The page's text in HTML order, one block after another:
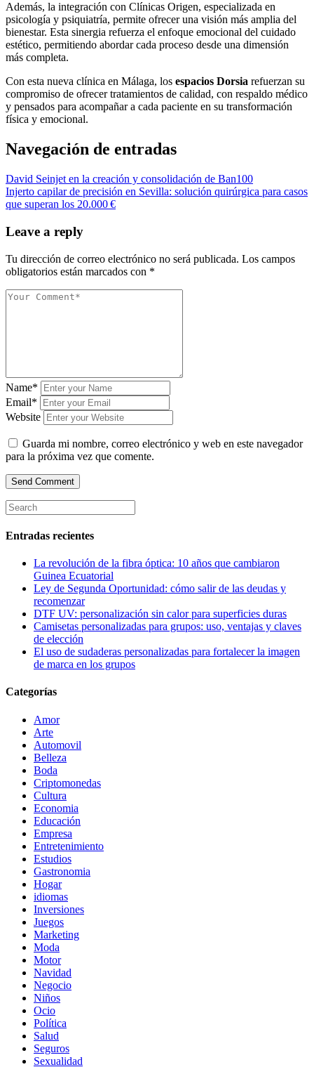
Además, la integración con Clínicas Origen, especializada en
psicología y psiquiatría, permite ofrecer una visión más amplia del
bienestar. Esta sinergia refuerza el enfoque emocional del cuidado
estético, permitiendo abordar cada proceso desde una dimensión
más completa.
Con esta nueva clínica en Málaga, los espacios Dorsia refuerzan su
compromiso de ofrecer tratamientos de calidad, con respaldo médico
y pensados para acompañar a cada paciente en su transformación
física y emocional.
Navegación de entradas
David Seinjet en la creación y consolidación de Ban100
Injerto capilar de precisión en Sevilla: solución quirúrgica para casos
que superan los 20.000 €
Leave a reply
Tu dirección de correo electrónico no será publicada. Los campos
obligatorios están marcados con *
Name*
Email*
Website
Guarda mi nombre, correo electrónico y web en este navegador
para la próxima vez que comente.
Entradas recientes
La revolución de la fibra óptica: 10 años que cambiaron
Guinea Ecuatorial
Ley de Segunda Oportunidad: cómo salir de las deudas y
recomenzar
DTF UV: personalización sin calor para superficies duras
Camisetas personalizadas para grupos: uso, ventajas y claves
de elección
El uso de sudaderas personalizadas para fortalecer la imagen
de marca en los grupos
Categorías
Amor
Arte
Automovil
Belleza
Boda
Criptomonedas
Cultura
Economia
Educación
Empresa
Entretenimiento
Estudios
Gastronomia
Hogar
idiomas
Inversiones
Juegos
Marketing
Moda
Motor
Navidad
Negocio
Niños
Ocio
Política
Salud
Seguros
Sexualidad